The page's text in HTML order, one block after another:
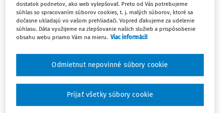
Celý odborný obsah z tejto oblasti je
dostupný predplatiteľom portálu.
Odomknite si prístup k odbornému
obsahu a získajte prístup na 10 dní
zdarma, stačí sa len zaregistrovať.
Vďaka registrácii získate prístup aj k
dostatok podnetov, ako web vylepšovať. Preto od Vás potrebujeme
súhlas so spracovaním súborov cookies, t. j. malých súborov, ktoré sa
dočasne ukladajú vo vašom prehliadači. Vopred ďakujeme za udelenie
súhlasu. Dáta využijeme na zlepšovanie našich služieb a prispôsobenie
obsahu webu priamo Vám na mieru. Viac informácií
Odmietnut nepovinné súbory cookie
Prijať všetky súbory cookie